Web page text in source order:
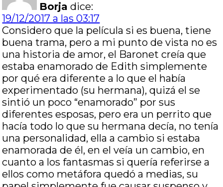
Borja dice:
19/12/2017 a las 03:17
Considero que la película si es buena, tiene
buena trama, pero a mi punto de vista no es
una historia de amor, el Baronet creía que
estaba enamorado de Edith simplemente
por qué era diferente a lo que el había
experimentado (su hermana), quizá el se
sintió un poco “enamorado” por sus
diferentes esposas, pero era un perrito que
hacía todo lo que su hermana decía, no tenía
una personalidad, ella a cambio si estaba
enamorada de él, en el veía un cambio, en
cuanto a los fantasmas si quería referirse a
ellos como metáfora quedó a medias, su